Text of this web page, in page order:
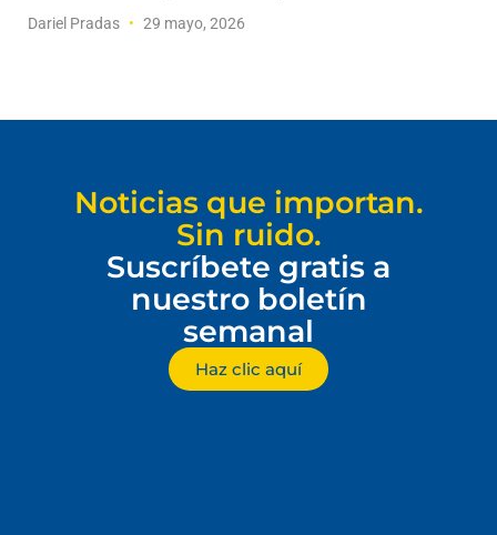
Dariel Pradas 29 mayo, 2026
Noticias que importan.
Sin ruido.
Suscríbete gratis a
nuestro boletín
semanal
Haz clic aquí